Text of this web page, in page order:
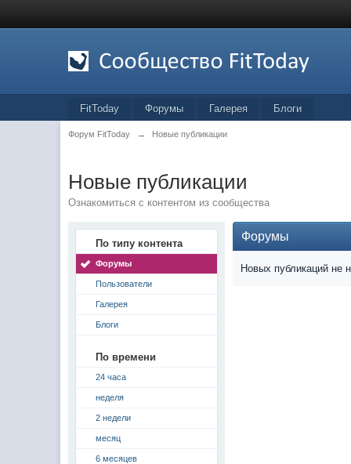
FitToday Форумы Галерея Блоги
Форум FitToday → Новые публикации
Новые публикации
Ознакомиться с контентом из сообщества
По типу контента
Форумы
Пользователи
Галерея
Блоги
По времени
24 часа
неделя
2 недели
месяц
6 месяцев
Форумы
Новых публикаций не